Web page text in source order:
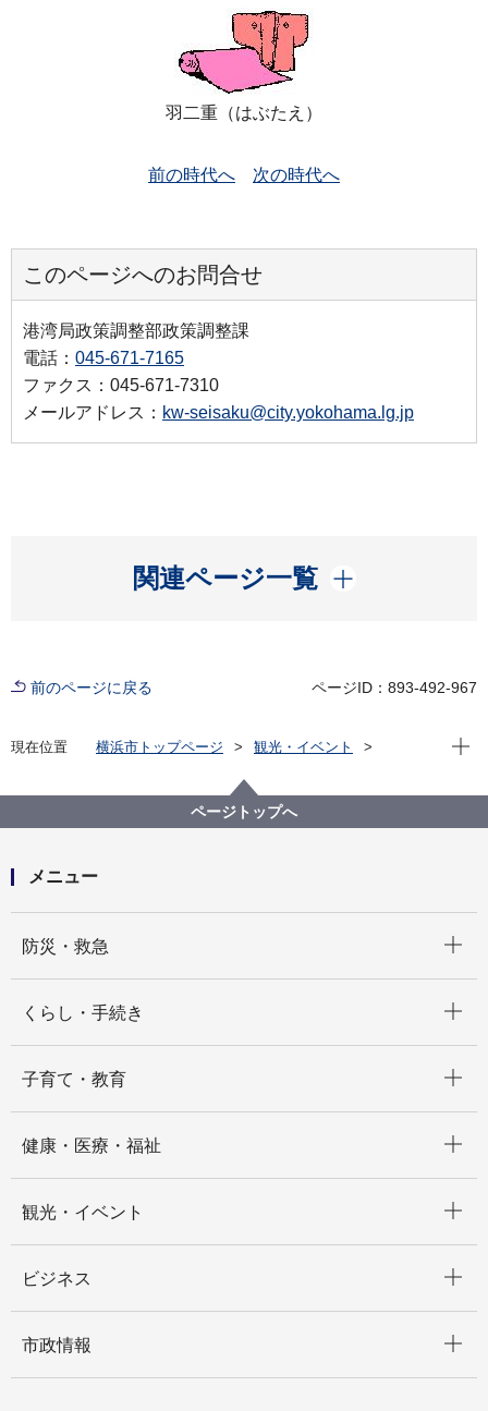
羽二重（はぶたえ）
前の時代へ 次の時代へ
このページへのお問合せ
港湾局政策調整部政策調整課
電話： 045-671-7165
ファクス：045-671-7310
メールアドレス： kw-seisaku@city.yokohama.lg.jp
関連ページ一覧
開く
前のページに戻る ページID：893-492-967
現在位置 横浜市トップページ
観光・イベント
みなとへＧＯ！ 横浜港の歴史（２）
現在
ページトップへ
メニュー
防災・救急
くらし・手続き
子育て・教育
健康・医療・福祉
観光・イベント
ビジネス
市政情報